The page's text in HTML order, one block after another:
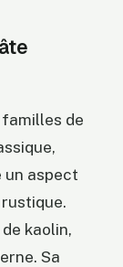
de
aspect
de kaolin,
Sa